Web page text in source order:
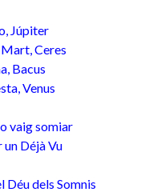
Júpiter
Ceres
Bacus
Venus
vaig somiar
Déjà Vu
Déu dels Somnis